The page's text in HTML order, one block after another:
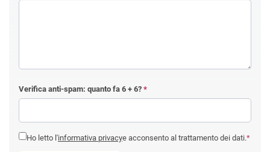
Verifica anti-spam: quanto fa 6 + 6? *
Ho letto l'informativa privacye acconsento al trattamento dei dati.*